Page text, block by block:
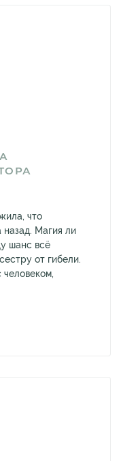
что
назад. Магия ли
шанс всё
от гибели.